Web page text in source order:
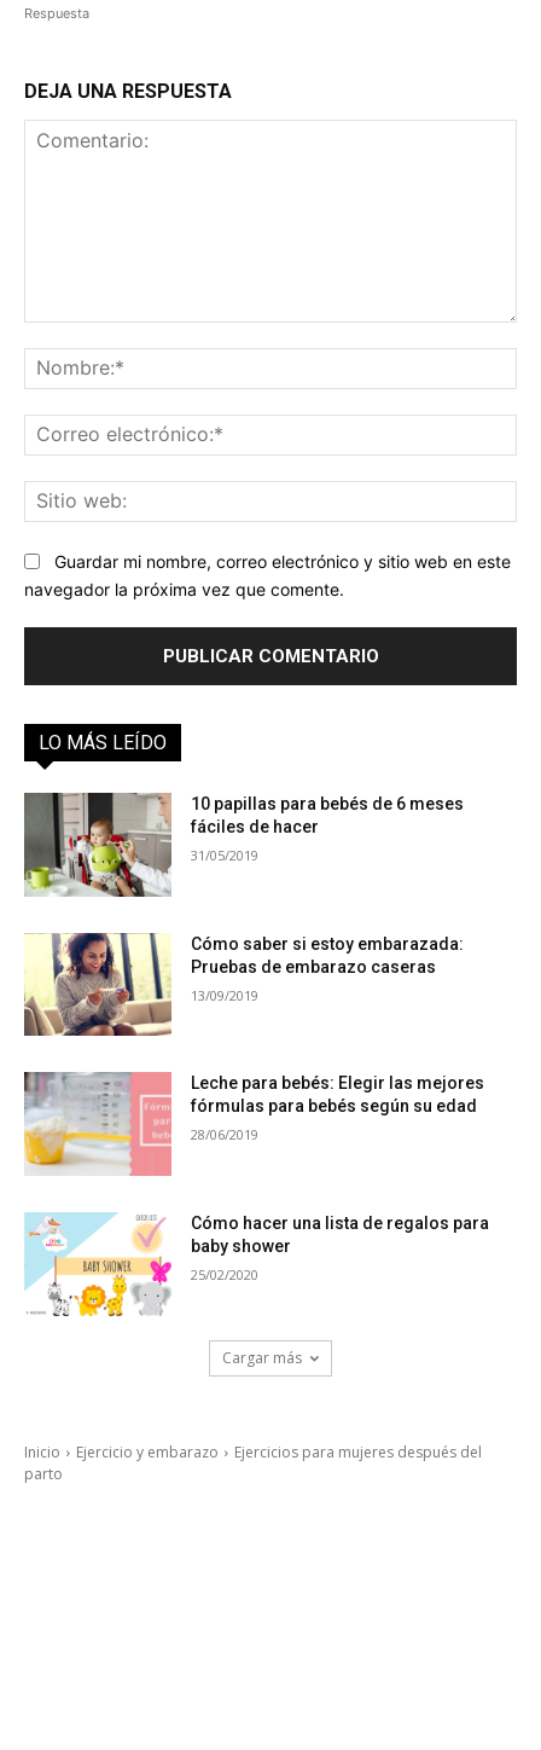
Respuesta
DEJA UNA RESPUESTA
Guardar mi nombre, correo electrónico y sitio web en este
navegador la próxima vez que comente.
LO MÁS LEÍDO
10 papillas para bebés de 6 meses
fáciles de hacer
31/05/2019
Cómo saber si estoy embarazada:
Pruebas de embarazo caseras
13/09/2019
Leche para bebés: Elegir las mejores
fórmulas para bebés según su edad
28/06/2019
Cómo hacer una lista de regalos para
baby shower
25/02/2020
Cargar más